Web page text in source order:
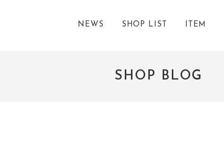
NEWS SHOP LIST ITEM
SHOP BLOG